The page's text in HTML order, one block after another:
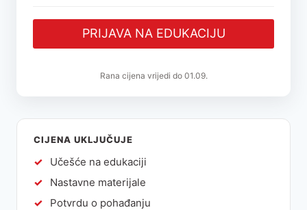
PRIJAVA NA EDUKACIJU
01.09.
CIJENA UKLJUČUJE
Učešće na edukaciji
Nastavne materijale
Potvrdu o pohađanju